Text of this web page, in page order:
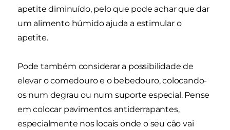
apetite diminuído, pelo que pode achar que dar
um alimento húmido ajuda a estimular o
apetite.
Pode também considerar a possibilidade de
elevar o comedouro e o bebedouro, colocando-
os num degrau ou num suporte especial. Pense
em colocar pavimentos antiderrapantes,
especialmente nos locais onde o seu cão vai